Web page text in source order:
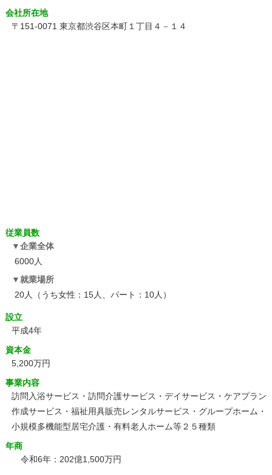
会社所在地
〒151-0071 東京都渋谷区本町１丁目４－１４
従業員数
企業全体
6000人
就業場所
20人（うち女性：15人、パート：10人）
設立
平成4年
資本金
5,200万円
事業内容
訪問入浴サービス・訪問介護サービス・デイサービス・ケアプラン
作成サービス・福祉用具販売レンタルサービス・グループホーム・
小規模多機能型居宅介護・有料老人ホーム等２５種類
年商
令和6年：202億1,500万円